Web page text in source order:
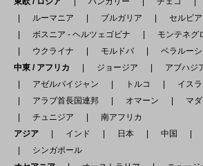
ルーマニア
ブルガリア セルビ
ボスニア - ヘルツェゴビナ
モンテネグ
ウクライナ
モルドバ ベラルー
中東 / アフリカ
ジョージア アブハジ
アゼルバイジャン
トルコ イス
アラブ首長国連邦
オマーン
マダ
チュニジア
南アフリカ
アジア
インド 日本 中国
シンガポール